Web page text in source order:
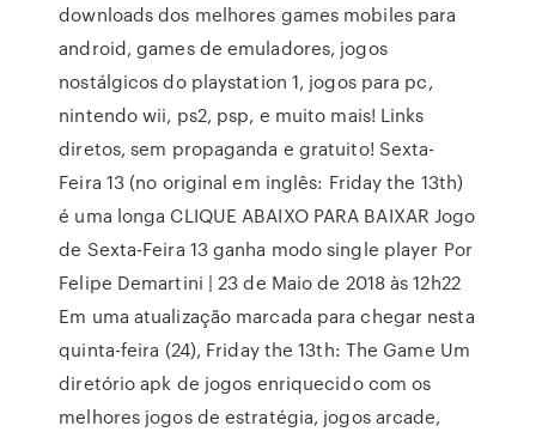
downloads dos melhores games mobiles para
android, games de emuladores, jogos
nostálgicos do playstation 1, jogos para pc,
nintendo wii, ps2, psp, e muito mais! Links
diretos, sem propaganda e gratuito! Sexta-
Feira 13 (no original em inglês: Friday the 13th)
é uma longa CLIQUE ABAIXO PARA BAIXAR Jogo
de Sexta-Feira 13 ganha modo single player Por
Felipe Demartini | 23 de Maio de 2018 às 12h22
Em uma atualização marcada para chegar nesta
quinta-feira (24), Friday the 13th: The Game Um
diretório apk de jogos enriquecido com os
melhores jogos de estratégia, jogos arcade,